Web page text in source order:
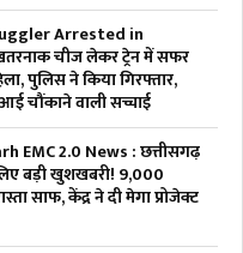
Arrested in
चीज लेकर ट्रेन में सफर
पुलिस ने किया गिरफ्तार,
चौंकाने वाली सच्चाई
2.0 News : छत्तीसगढ़
बड़ी खुशखबरी! 9,000
साफ, केंद्र ने दी मेगा प्रोजेक्ट